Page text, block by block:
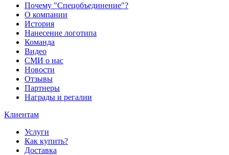
Почему "Спецобъединение"?
О компании
История
Нанесение логотипа
Команда
Видео
СМИ о нас
Новости
Отзывы
Партнеры
Награды и регалии
Клиентам
Услуги
Как купить?
Доставка